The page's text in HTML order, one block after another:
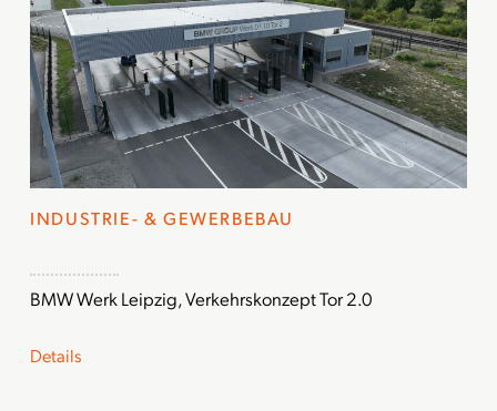
INDUSTRIE- & GEWERBEBAU
BMW Werk Leipzig, Verkehrskonzept Tor 2.0
Details